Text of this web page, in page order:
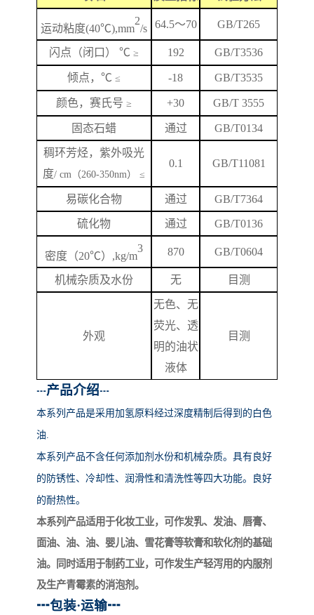
运动粘度(40℃),mm
2
/s 64.5～70 GB/T265
闪 点 （闭口） ℃ ≥ 192 GB/T3536
倾点， ℃ ≤ -18 GB/T3535
颜色，赛氏号 ≥ +30 GB/T 3555
固态石蜡 通过 GB/T0134
稠环芳烃，紫外吸光
度/ cm（260-350nm） ≤
0.1 GB/T11081
易碳化合物 通过 GB/T7364
硫化物 通过 GB/T0136
密度（20℃）,kg/m
3 870 GB/T0604
机械杂质及水份 无 目测
外观
无色、无
荧光、透
明的油状
液体
目测
┅产品介绍┅
本系列产品是采用加氢原料经过深度精制后得到的白色
油.
本系列产品不含任何添加剂水份和机械杂质。具有良好
的防锈性、冷却性、润滑性和清洗性等四大功能。良好
的耐热性。
本系列产品适用于化妆工业，可作发乳、发油、唇膏、
面油、油、油、婴儿油、雪花膏等软膏和软化剂的基础
油。同时适用于制药工业，可作发生产轻泻用的内服剂
及生产青霉素的消泡剂。
┅包装·运输┅